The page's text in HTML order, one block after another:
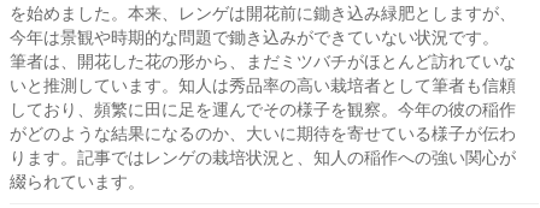
を始めました。本来、レンゲは開花前に鋤き込み緑肥としますが、
今年は景観や時期的な問題で鋤き込みができていない状況です。
筆者は、開花した花の形から、まだミツバチがほとんど訪れていな
いと推測しています。知人は秀品率の高い栽培者として筆者も信頼
しており、頻繁に田に足を運んでその様子を観察。今年の彼の稲作
がどのような結果になるのか、大いに期待を寄せている様子が伝わ
ります。記事ではレンゲの栽培状況と、知人の稲作への強い関心が
綴られています。